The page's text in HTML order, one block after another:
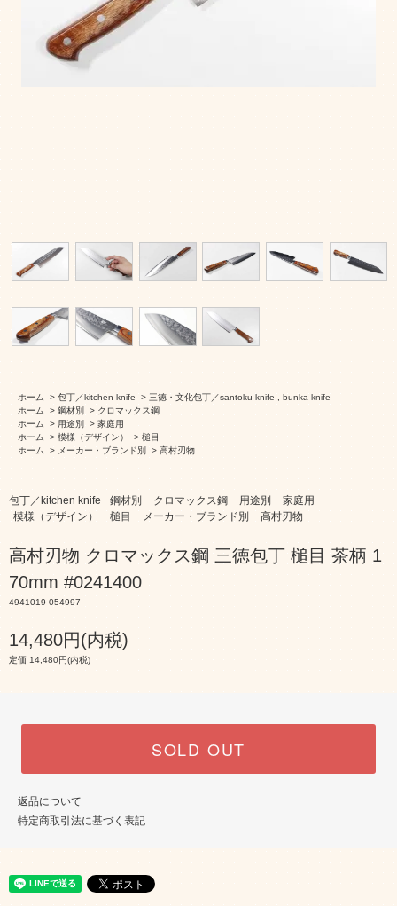
ホーム > 包丁／kitchen knife > 三徳・文化包丁／santoku knife , bunka knife
ホーム
> 鋼材別 > クロマックス鋼
ホーム
> 用途別 > 家庭用
ホーム
> 模様（デザイン） > 槌目
ホーム
> メーカー・ブランド別 > 高村刃物
包丁／kitchen knife 鋼材別 クロマックス鋼 用途別
家庭用
模様（デザイン）
槌目 メーカー・ブランド別 高村刃物
高村刃物 クロマックス鋼 三徳包丁 槌目 茶柄 1
70mm #0241400
4941019-054997
14,480円(内税)
定価 14,480円(内税)
SOLD OUT
返品について
特定商取引法に基づく表記